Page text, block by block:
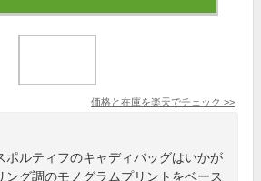
価格と在庫を楽天でチェック >>
ポルティフのキャディバッグはいかが
ング調のモノグラムプリントをベース